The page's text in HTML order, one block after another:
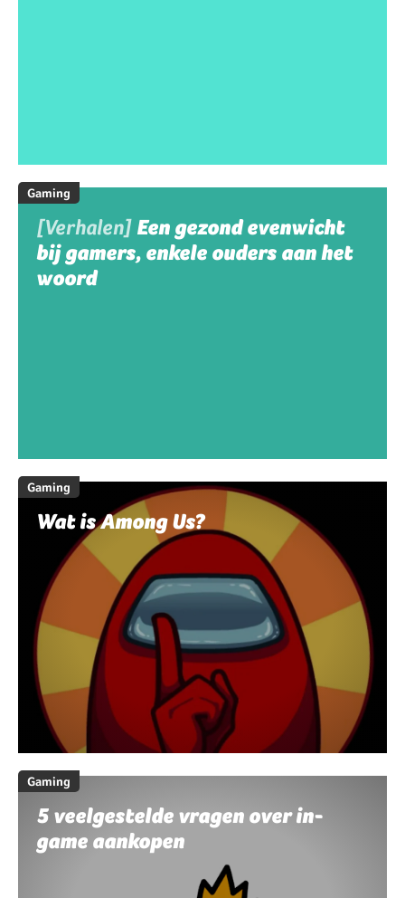
Gaming
[Verhalen] Een gezond evenwicht
bij gamers, enkele ouders aan het
woord
Gaming
Wat is Among Us?
Gaming
5 veelgestelde vragen over in-
game aankopen